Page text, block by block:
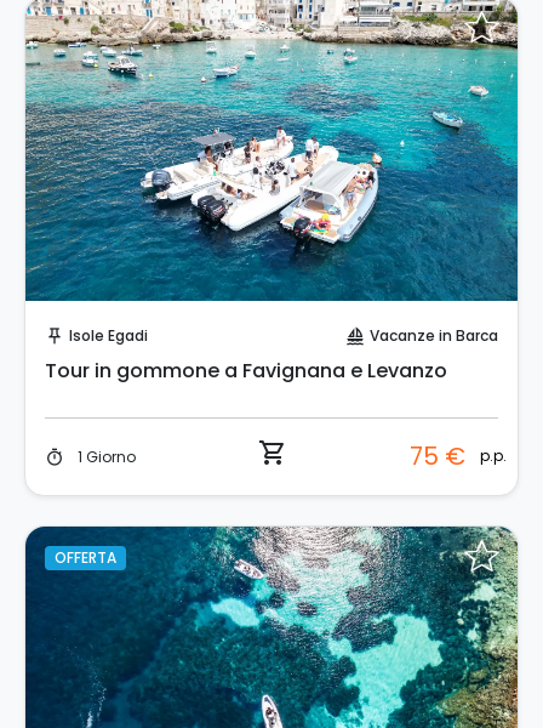
push_pin Isole Egadi sailing Vacanze in Barca
Tour in gommone a Favignana e Levanzo
timer 1 Giorno shopping_cart 75 € p.p.
OFFERTA